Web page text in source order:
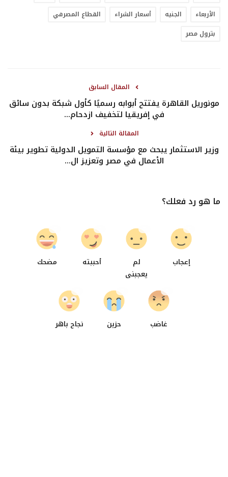
الأربعاء
الجنيه أسعار الشراء
القطاع المصرفي
بترول مصر
المقال السابق
مونوريل القاهرة يفتتح أبوابه رسميًا كأول شبكة بدون سائق
في إفريقيا لتخفيف ازدحام...
المقالة التالية
وزير الاستثمار يبحث مع مؤسسة التمويل الدولية تطوير بيئة
الأعمال في مصر وتعزيز ال...
ما هو رد فعلك؟
إعجاب
لم
يعجبنى
أحببته مضحك
غاضب
0
حزين نجاح باهر